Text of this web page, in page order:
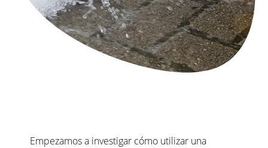
Empezamos a investigar cómo utilizar una